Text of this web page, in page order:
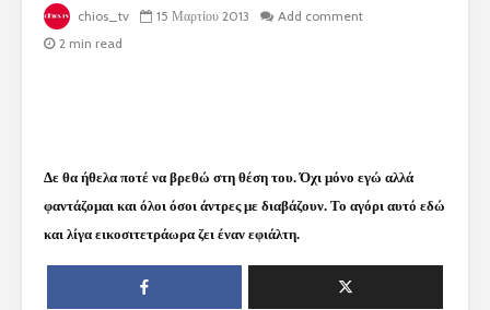
chios_tv 15 Μαρτίου 2013
Add comment
2 min read
Δε θα ήθελα ποτέ να βρεθώ στη θέση του. Όχι μόνο εγώ αλλά
φαντάζομαι και όλοι όσοι άντρες με διαβάζουν. Το αγόρι αυτό εδώ
και λίγα εικοσιτετράωρα ζει έναν εφιάλτη.